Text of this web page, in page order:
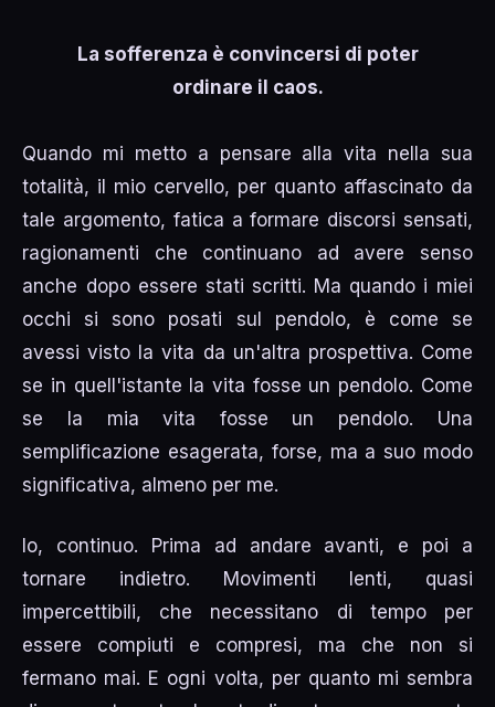
La sofferenza è convincersi di poter
ordinare il caos.
Quando mi metto a pensare alla vita nella sua
totalità, il mio cervello, per quanto affascinato da
tale argomento, fatica a formare discorsi sensati,
ragionamenti che continuano ad avere senso
anche dopo essere stati scritti. Ma quando i miei
occhi si sono posati sul pendolo, è come se
avessi visto la vita da un'altra prospettiva. Come
se in quell'istante la vita fosse un pendolo. Come
se la mia vita fosse un pendolo. Una
semplificazione esagerata, forse, ma a suo modo
significativa, almeno per me.
Io, continuo. Prima ad andare avanti, e poi a
tornare indietro. Movimenti lenti, quasi
impercettibili, che necessitano di tempo per
essere compiuti e compresi, ma che non si
fermano mai. E ogni volta, per quanto mi sembra